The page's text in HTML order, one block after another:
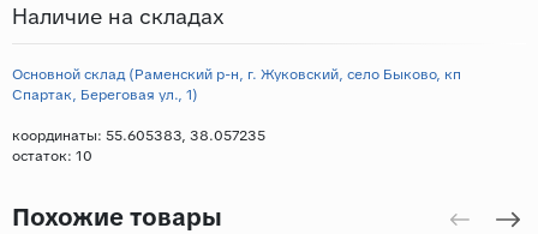
Наличие на складах
Основной склад (Раменский р-н, г. Жуковский, село Быково, кп
Спартак, Береговая ул., 1)
координаты: 55.605383, 38.057235
остаток: 10
Похожие товары